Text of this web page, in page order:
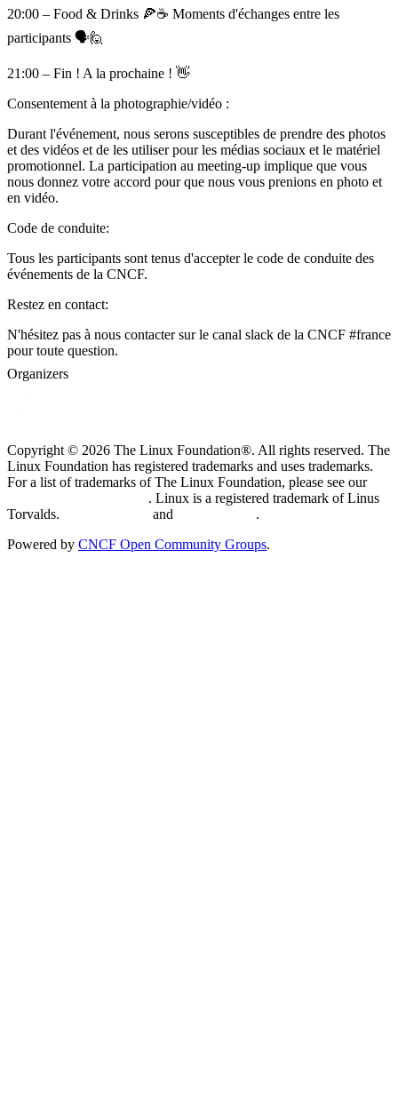
20:00 – Food & Drinks 🍕☕️ Moments d'échanges entre les
participants 🗣️🙋
21:00 – Fin ! A la prochaine ! 👋
Consentement à la photographie/vidéo :
Durant l'événement, nous serons susceptibles de prendre des photos
et des vidéos et de les utiliser pour les médias sociaux et le matériel
promotionnel. La participation au meeting-up implique que vous
nous donnez votre accord pour que nous vous prenions en photo et
en vidéo.
Code de conduite:
Tous les participants sont tenus d'accepter le code de conduite des
événements de la CNCF.
Restez en contact:
N'hésitez pas à nous contacter sur le canal slack de la CNCF #france
pour toute question.
Organizers
Copyright © 2026 The Linux Foundation®. All rights reserved. The
Linux Foundation has registered trademarks and uses trademarks.
For a list of trademarks of The Linux Foundation, please see our
. Linux is a registered trademark of Linus
Torvalds.
and
.
Powered by CNCF Open Community Groups.